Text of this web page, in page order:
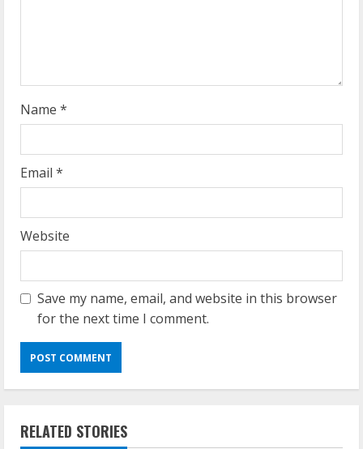
g
Name *
Email *
Website
Save my name, email, and website in this browser
for the next time I comment.
RELATED STORIES